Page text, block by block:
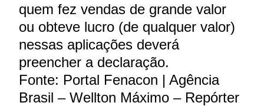
quem fez vendas de grande valor
ou obteve lucro (de qualquer valor)
nessas aplicações deverá
preencher a declaração.
Fonte: Portal Fenacon | Agência
Brasil – Wellton Máximo – Repórter